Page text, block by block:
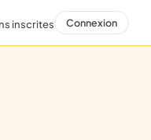
inscrites Connexion